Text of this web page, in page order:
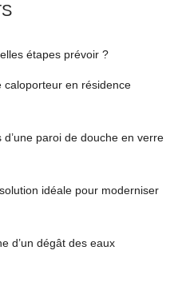
étapes prévoir ?
caloporteur en résidence
paroi de douche en verre
idéale pour moderniser
d’un dégât des eaux